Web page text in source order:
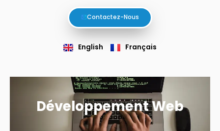
Contactez-Nous
English Français
Développement Web